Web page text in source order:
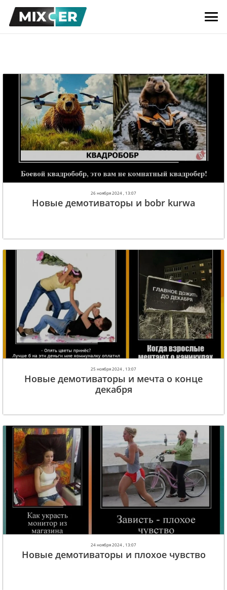
26 ноября 2024 , 13:07
Новые демотиваторы и bobr kurwa
25 ноября 2024 , 13:07
Новые демотиваторы и мечта о конце
декабря
24 ноября 2024 , 13:07
Новые демотиваторы и плохое чувство